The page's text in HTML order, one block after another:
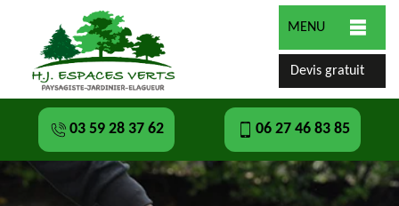
MENU
Devis gratuit
03 59 28 37 62 06 27 46 83 85